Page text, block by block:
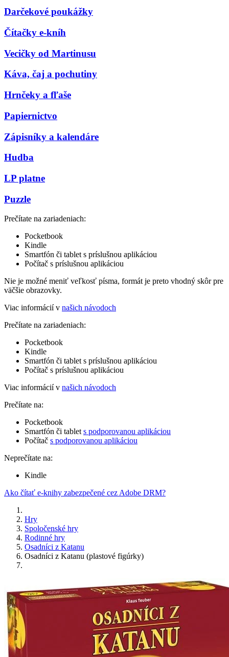
Darčekové poukážky
Čítačky e-kníh
Vecičky od Martinusu
Káva, čaj a pochutiny
Hrnčeky a fľaše
Papiernictvo
Zápisníky a kalendáre
Hudba
LP platne
Puzzle
Prečítate na zariadeniach:
Pocketbook
Kindle
Smartfón či tablet s príslušnou aplikáciou
Počítač s príslušnou aplikáciou
Nie je možné meniť veľkosť písma, formát je preto vhodný skôr pre
väčšie obrazovky.
Viac informácií v našich návodoch
Prečítate na zariadeniach:
Pocketbook
Kindle
Smartfón či tablet s príslušnou aplikáciou
Počítač s príslušnou aplikáciou
Viac informácií v našich návodoch
Prečítate na:
Pocketbook
Smartfón či tablet s podporovanou aplikáciou
Počítač s podporovanou aplikáciou
Neprečítate na:
Kindle
Ako čítať e-knihy zabezpečené cez Adobe DRM?
Hry
Spoločenské hry
Rodinné hry
Osadníci z Katanu
Osadníci z Katanu (plastové figúrky)